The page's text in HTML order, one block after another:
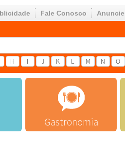
Fale Conosco Anuncie
H I J K L M N O
Gastronomia